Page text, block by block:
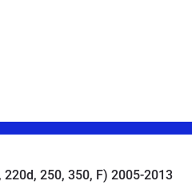
250, 350, F) 2005-2013